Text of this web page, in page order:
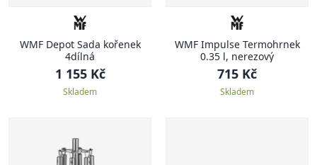
WMF Depot Sada kořenek
4dílná
1 155 Kč
Skladem
WMF Impulse Termohrnek
0.35 l, nerezový
715 Kč
Skladem